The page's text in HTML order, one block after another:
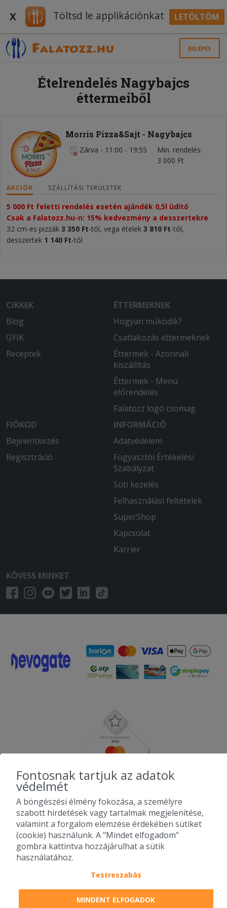
X Töltsd le applikációnkat LETÖLTÖM
BELÉPÉS
Ételrendelés Nagybajcs
éttermeiből
Morris Pizza&Sajt - Nagybajcs
Zárva - 11:00 - 19:55
Min. rendelés
3 000 Ft
AKCIÓK SZÁLLÍTÁSI TERÜLETEK
5 000 Ft feletti rendelés esetén ajándék 0,5l üdítő
Csak a Falatozz.hu-n: 15% kedvezmény a desszertekre
32 cm-es pizzák 3 350 Ft-tól, vega ételek 3 810 Ft-tól,
desszertek 1 140 Ft-tól
CIKKEK
Blog
GYIK
Receptek
ÉTTERMEKNEK
Hogyan működik?
Csatlakozás éttermeknek
Éttermek - Azonnali
kiszállítás
Éttermek - Menü
előrendelés
Falatozz logó csomag
FIÓKOD
Bejelentkezés
Regisztráció
INFORMÁCIÓ
Adatvédelem
Fogyasztói Értékelési
Szabályzat
Süti kezelés
Felhasználási feltételek
SuperShop
Kapcsolat
Karrier
KÖVESS MINKET
2010-2026 Copyright - Falatozz.hu - Diston-line Kft.
Pizza, gyros, hamburger, menük kedvező áron, egy helyen az összes
Fontosnak tartjuk az adatok
védelmét
A böngészési élmény fokozása, a személyre
szabott hirdetések vagy tartalmak megjelenítése,
valamint a forgalom elemzése érdekében sütiket
(cookie) használunk. A "Mindet elfogadom"
gombra kattintva hozzájárulhat a sütik
használatához.
Testreszabás
MINDENT ELFOGADOK